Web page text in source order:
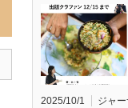
2025/10/1 ジャ